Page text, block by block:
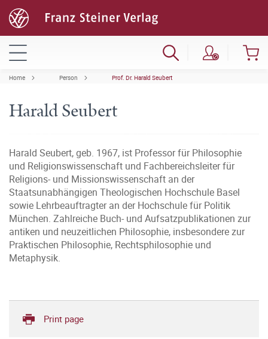
Home Person Prof. Dr. Harald Seubert
Harald Seubert
Harald Seubert, geb. 1967, ist Professor für Philosophie
und Religionswissenschaft und Fachbereichsleiter für
Religions- und Missionswissenschaft an der
Staatsunabhängigen Theologischen Hochschule Basel
sowie Lehrbeauftragter an der Hochschule für Politik
München. Zahlreiche Buch- und Aufsatzpublikationen zur
antiken und neuzeitlichen Philosophie, insbesondere zur
Praktischen Philosophie, Rechtsphilosophie und
Metaphysik.
Print page